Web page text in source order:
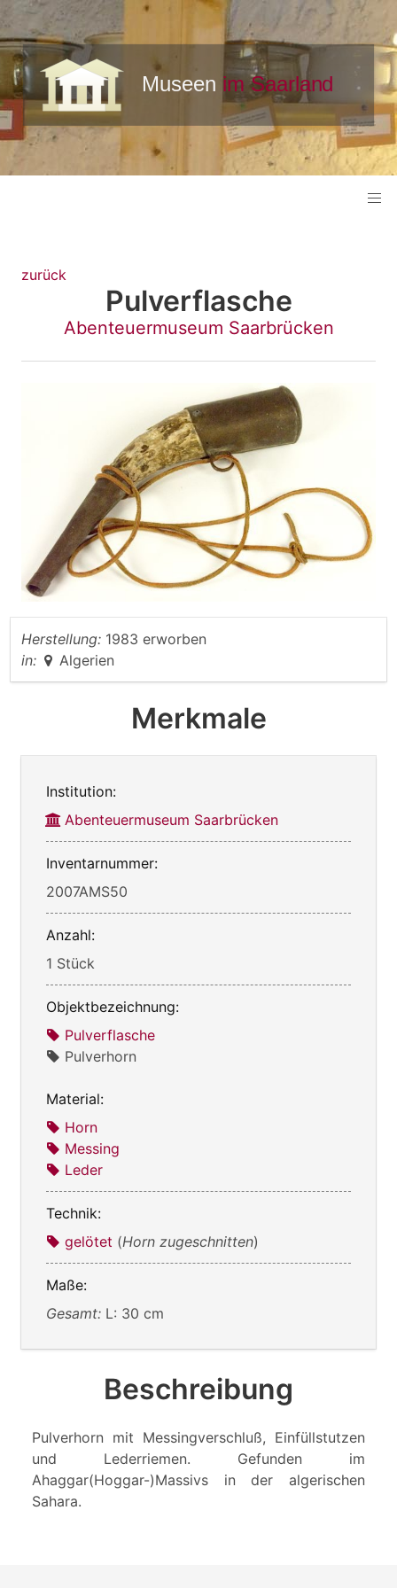
zurück
Pulverflasche
Abenteuermuseum Saarbrücken
Herstellung: 1983 erworben
in:
Algerien
Merkmale
Institution:
Abenteuermuseum Saarbrücken
Inventarnummer:
2007AMS50
Anzahl:
1 Stück
Objektbezeichnung:
Pulverflasche
Pulverhorn
Material:
Horn
Messing
Leder
Technik:
gelötet (Horn zugeschnitten)
Maße:
Gesamt: L: 30 cm
Beschreibung
Pulverhorn mit Messingverschluß, Einfüllstutzen
und Lederriemen. Gefunden im
Ahaggar(Hoggar-)Massivs in der algerischen
Sahara.